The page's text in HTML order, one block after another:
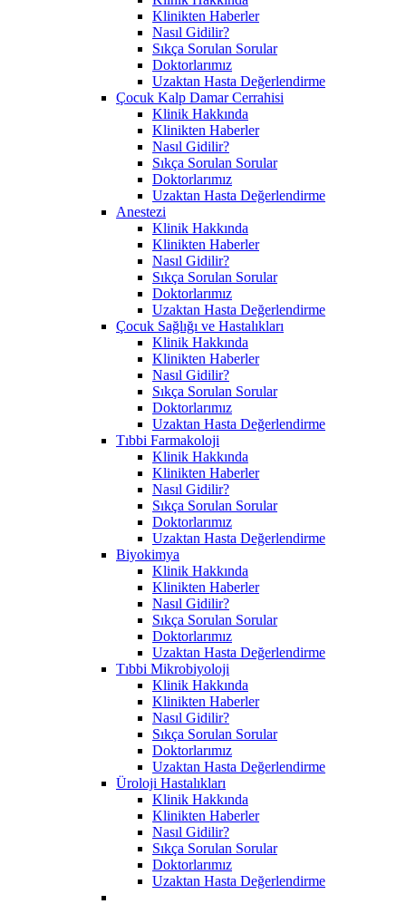
Klinikten Haberler
Nasıl Gidilir?
Sıkça Sorulan Sorular
Doktorlarımız
Uzaktan Hasta Değerlendirme
Çocuk Kalp Damar Cerrahisi
Klinik Hakkında
Klinikten Haberler
Nasıl Gidilir?
Sıkça Sorulan Sorular
Doktorlarımız
Uzaktan Hasta Değerlendirme
Anestezi
Klinik Hakkında
Klinikten Haberler
Nasıl Gidilir?
Sıkça Sorulan Sorular
Doktorlarımız
Uzaktan Hasta Değerlendirme
Çocuk Sağlığı ve Hastalıkları
Klinik Hakkında
Klinikten Haberler
Nasıl Gidilir?
Sıkça Sorulan Sorular
Doktorlarımız
Uzaktan Hasta Değerlendirme
Tıbbi Farmakoloji
Klinik Hakkında
Klinikten Haberler
Nasıl Gidilir?
Sıkça Sorulan Sorular
Doktorlarımız
Uzaktan Hasta Değerlendirme
Biyokimya
Klinik Hakkında
Klinikten Haberler
Nasıl Gidilir?
Sıkça Sorulan Sorular
Doktorlarımız
Uzaktan Hasta Değerlendirme
Tıbbi Mikrobiyoloji
Klinik Hakkında
Klinikten Haberler
Nasıl Gidilir?
Sıkça Sorulan Sorular
Doktorlarımız
Uzaktan Hasta Değerlendirme
Üroloji Hastalıkları
Klinik Hakkında
Klinikten Haberler
Nasıl Gidilir?
Sıkça Sorulan Sorular
Doktorlarımız
Uzaktan Hasta Değerlendirme